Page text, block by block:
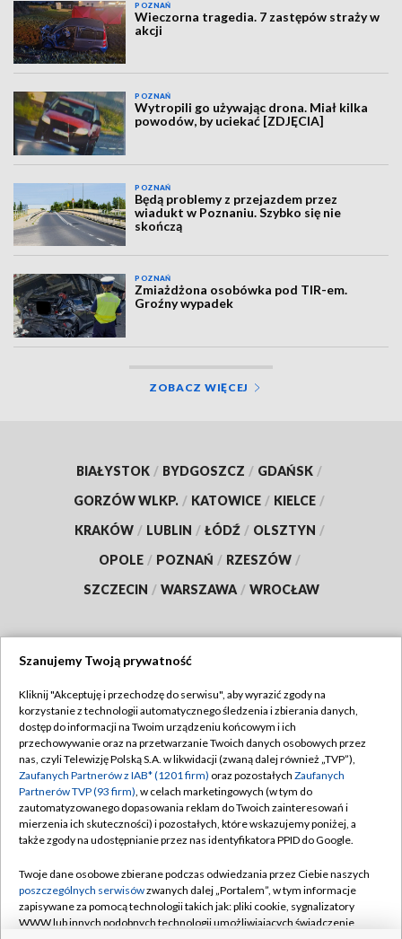
POZNAŃ
Wieczorna tragedia. 7 zastępów straży w
akcji
POZNAŃ
Wytropili go używając drona. Miał kilka
powodów, by uciekać [ZDJĘCIA]
POZNAŃ
Będą problemy z przejazdem przez
wiadukt w Poznaniu. Szybko się nie
skończą
POZNAŃ
Zmiażdżona osobówka pod TIR-em.
Groźny wypadek
ZOBACZ WIĘCEJ
BIAŁYSTOK / BYDGOSZCZ / GDAŃSK /
GORZÓW WLKP. / KATOWICE / KIELCE /
KRAKÓW / LUBLIN / ŁÓDŹ / OLSZTYN /
OPOLE / POZNAŃ / RZESZÓW /
SZCZECIN / WARSZAWA / WROCŁAW
TVP
Abonament TVP
Emisja w TVP
Centrum informacji TVP
Naziemna Telewizja Cyfrowa
Rada Programowa
System NOS
Regulamin TVP
Polityka prywatności
Moje zgody
Pomoc
Kontakt
Szanujemy Twoją prywatność
Kliknij "Akceptuję i przechodzę do serwisu", aby wyrazić zgody na
korzystanie z technologii automatycznego śledzenia i zbierania danych,
dostęp do informacji na Twoim urządzeniu końcowym i ich
przechowywanie oraz na przetwarzanie Twoich danych osobowych przez
nas, czyli Telewizję Polską S.A. w likwidacji (zwaną dalej również „TVP”),
Zaufanych Partnerów z IAB* (1201 firm) oraz pozostałych Zaufanych
Partnerów TVP (93 firm), w celach marketingowych (w tym do
zautomatyzowanego dopasowania reklam do Twoich zainteresowań i
mierzenia ich skuteczności) i pozostałych, które wskazujemy poniżej, a
także zgody na udostępnianie przez nas identyfikatora PPID do Google.
Twoje dane osobowe zbierane podczas odwiedzania przez Ciebie naszych
poszczególnych serwisówzwanych dalej „Portalem”, w tym informacje
zapisywane za pomocą technologii takich jak: pliki cookie, sygnalizatory
WWW lub innych podobnych technologii umożliwiających świadczenie